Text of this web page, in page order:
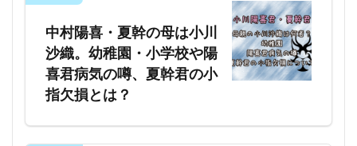
中村陽喜・夏幹の母は小川
沙織。幼稚園・小学校や陽
喜君病気の噂、夏幹君の小
指欠損とは？